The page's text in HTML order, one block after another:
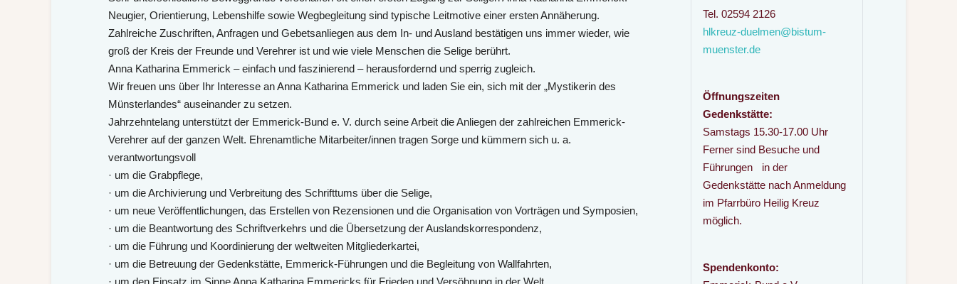
Neugier, Orientierung, Lebenshilfe sowie Wegbegleitung sind typische Leitmotive einer ersten Annäherung.
Zahlreiche Zuschriften, Anfragen und Gebetsanliegen aus dem In- und Ausland bestätigen uns immer wieder, wie
groß der Kreis der Freunde und Verehrer ist und wie viele Menschen die Selige berührt.
Anna Katharina Emmerick – einfach und faszinierend – herausfordernd und sperrig zugleich.
Wir freuen uns über Ihr Interesse an Anna Katharina Emmerick und laden Sie ein, sich mit der „Mystikerin des
Münsterlandes“ auseinander zu setzen.
Jahrzehntelang unterstützt der Emmerick-Bund e. V. durch seine Arbeit die Anliegen der zahlreichen Emmerick-
Verehrer auf der ganzen Welt. Ehrenamtliche Mitarbeiter/innen tragen Sorge und kümmern sich u. a.
verantwortungsvoll
· um die Grabpflege,
· um die Archivierung und Verbreitung des Schrifttums über die Selige,
· um neue Veröffentlichungen, das Erstellen von Rezensionen und die Organisation von Vorträgen und Symposien,
· um die Beantwortung des Schriftverkehrs und die Übersetzung der Auslandskorrespondenz,
· um die Führung und Koordinierung der weltweiten Mitgliederkartei,
· um die Betreuung der Gedenkstätte, Emmerick-Führungen und die Begleitung von Wallfahrten,
Tel. 02594 2126
hlkreuz-duelmen@bistum-
muenster.de
Öffnungszeiten
Gedenkstätte:
Samstags 15.30-17.00 Uhr
Ferner sind Besuche und
Führungen in der
Gedenkstätte nach Anmeldung
im Pfarrbüro Heilig Kreuz
möglich.
Spendenkonto: